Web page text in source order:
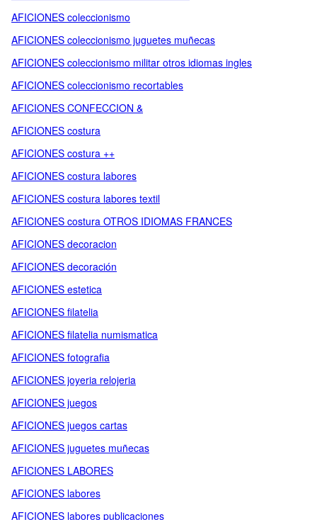
AFICIONES coleccionismo
AFICIONES coleccionismo juguetes muñecas
AFICIONES coleccionismo militar otros idiomas ingles
AFICIONES coleccionismo recortables
AFICIONES CONFECCION &
AFICIONES costura
AFICIONES costura ++
AFICIONES costura labores
AFICIONES costura labores textil
AFICIONES costura OTROS IDIOMAS FRANCES
AFICIONES decoracion
AFICIONES decoración
AFICIONES estetica
AFICIONES filatelia
AFICIONES filatelia numismatica
AFICIONES fotografia
AFICIONES joyeria relojeria
AFICIONES juegos
AFICIONES juegos cartas
AFICIONES juguetes muñecas
AFICIONES LABORES
AFICIONES labores
AFICIONES labores publicaciones